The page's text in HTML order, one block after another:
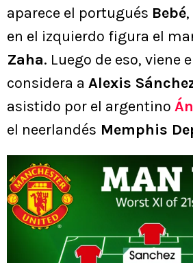
aparece el portugués Bebé
en el izquierdo figura el
Zaha. Luego de eso, viene
considera a Alexis
asistido por el argentino
el neerlandés Memphis